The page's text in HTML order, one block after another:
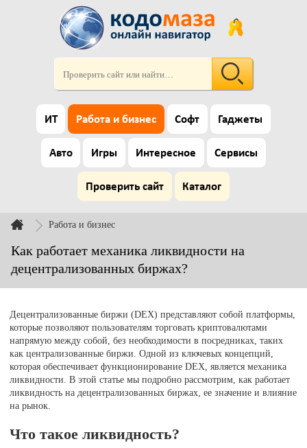
ИТ Работа и бизнес Софт Гаджеты
Авто Игры Интересное Сервисы
Проверить сайт Каталог
Работа и бизнес
Как работает механика ликвидности на
децентрализованных биржах?
Децентрализованные биржи (DEX) представляют собой платформы,
которые позволяют пользователям торговать криптовалютами
напрямую между собой, без необходимости в посредниках, таких
как централизованные биржи. Одной из ключевых концепций,
которая обеспечивает функционирование DEX, является механика
ликвидности. В этой статье мы подробно рассмотрим, как работает
ликвидность на децентрализованных биржах, ее значение и влияние
на рынок.
Что такое ликвидность?